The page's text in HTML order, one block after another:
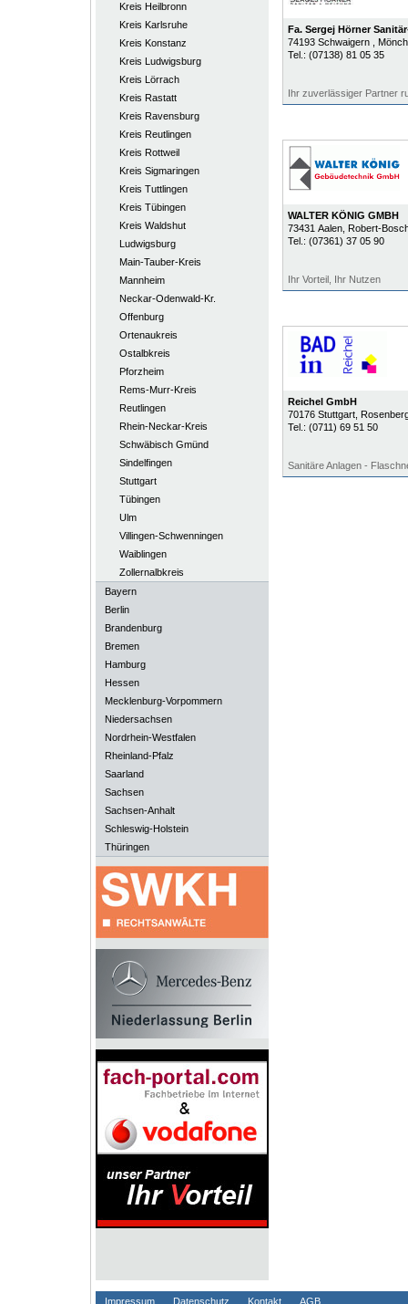
Kreis Heilbronn
Kreis Karlsruhe
Kreis Konstanz
Kreis Ludwigsburg
Kreis Lörrach
Kreis Rastatt
Kreis Ravensburg
Kreis Reutlingen
Kreis Rottweil
Kreis Sigmaringen
Kreis Tuttlingen
Kreis Tübingen
Kreis Waldshut
Ludwigsburg
Main-Tauber-Kreis
Mannheim
Neckar-Odenwald-Kr.
Offenburg
Ortenaukreis
Ostalbkreis
Pforzheim
Rems-Murr-Kreis
Reutlingen
Rhein-Neckar-Kreis
Schwäbisch Gmünd
Sindelfingen
Stuttgart
Tübingen
Ulm
Villingen-Schwenningen
Waiblingen
Zollernalbkreis
Bayern
Berlin
Brandenburg
Bremen
Hamburg
Hessen
Mecklenburg-Vorpommern
Niedersachsen
Nordrhein-Westfalen
Rheinland-Pfalz
Saarland
Sachsen
Sachsen-Anhalt
Schleswig-Holstein
Thüringen
Fa. Sergej Hörner
74193 Schwaigern
,
Tel.: (07138) 81 05 35
Ihr zuverlässiger Partner
WALTER KÖNIG GMBH
73431 Aalen, Robert-
Tel.: (07361) 37 05 90
Ihr Vorteil, Ihr Nutzen
Reichel GmbH
70176 Stuttgart,
Tel.: (0711) 69 51 50
Sanitäre Anlagen -
Impressum Datenschutz Kontakt AGB